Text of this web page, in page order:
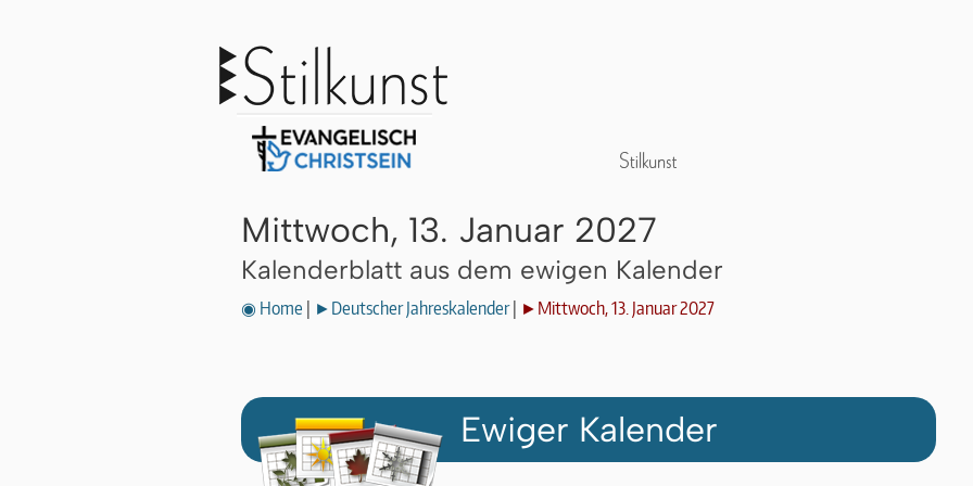
Mittwoch, 13. Januar 2027
Kalenderblatt aus dem ewigen Kalender
◉ Home ►Deutscher Jahreskalender| ►Mittwoch, 13. Januar 2027
Ewiger Kalender